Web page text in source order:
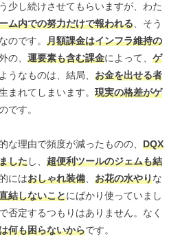
少し続けさせてもらいますが、わた
ム内での努力だけで報われる、そう
のです。 月額課金はインフラ維持の
の、 運要素も含む課金によって、 ゲ
ようなものは、結局、 お金を出せる者
まれてしまいます。 現実の格差がゲ
です。
な理由で頻度が減ったものの、 DQX
したし、 超便利ツールのジェムも結
にはおしゃれ装備、 お花の水やりな
結しないことにばかり使っていまし
否定するつもりはありません。なく
何も困らないからです。